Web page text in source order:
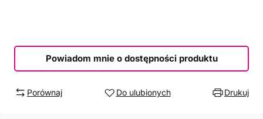
Powiadom mnie o dostępności produktu
Porównaj Do ulubionych Drukuj